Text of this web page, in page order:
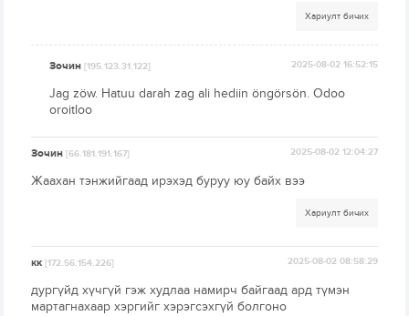
Хариулт бичих
Зочин[195.123.31.122] 2025-08-02 16:52:15
Jag zöw. Hatuu darah zag ali hediin öngörsön. Odoo
oroitloo
Зочин[66.181.191.167] 2025-08-02 12:04:27
Жаахан тэнжийгаад ирэхэд буруу юу байх вээ
Хариулт бичих
кк[172.56.154.226] 2025-08-02 08:58:29
дургүйд хүчгүй гэж худлаа намирч байгаад ард түмэн
мартагнахаар хэргийг хэрэгсэхгүй болгоно